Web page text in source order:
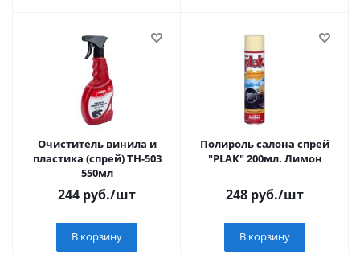
Очиститель винила и
пластика (спрей) ТН-503
550мл
244 руб./шт
В корзину
Полироль салона спрей
"PLAK" 200мл. Лимон
248 руб./шт
В корзину